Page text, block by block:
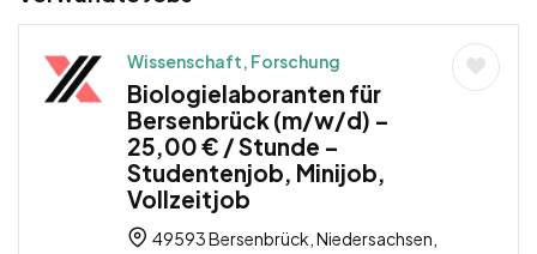
Wissenschaft, Forschung
Biologielaboranten für
Bersenbrück (m/w/d) –
25,00 € / Stunde –
Studentenjob, Minijob,
Vollzeitjob
49593 Bersenbrück, Niedersachsen,